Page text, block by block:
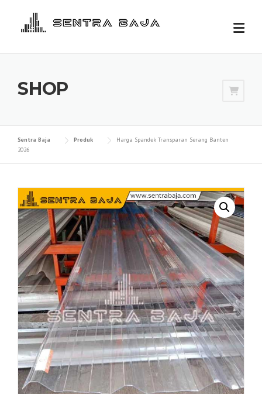
SHOP
Sentra Baja Produk
Harga Spandek Transparan Serang Banten
2026